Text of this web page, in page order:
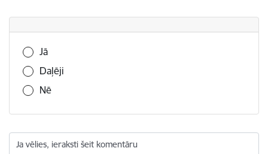
Vai šī informācija bija noderīga?
Jā
Daļēji
Nē
Ja vēlies, ieraksti šeit komentāru